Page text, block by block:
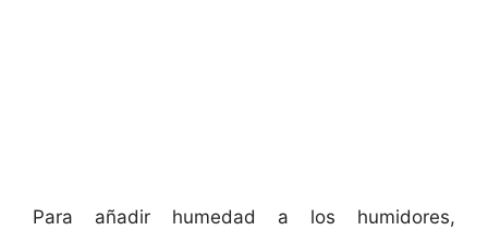
Para añadir humedad a los humidores,